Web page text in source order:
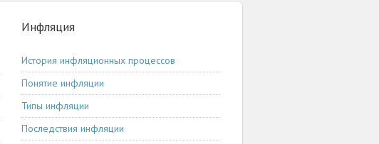
Инфляция
История инфляционных процессов
Понятие инфляции
Типы инфляции
Последствия инфляции